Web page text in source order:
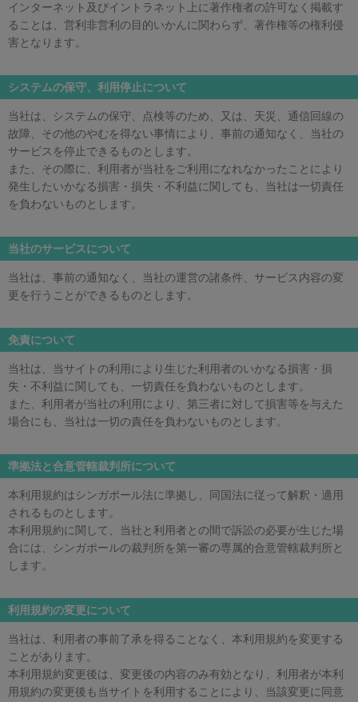
インターネット及びイントラネット上に著作権者の許可なく掲載す
ることは、営利非営利の目的いかんに関わらず、著作権等の権利侵
害となります。
システムの保守、利用停止について
当社は、システムの保守、点検等のため、又は、天災、通信回線の
故障、その他のやむを得ない事情により、事前の通知なく、当社の
サービスを停止できるものとします。
また、その際に、利用者が当社をご利用になれなかったことにより
発生したいかなる損害・損失・不利益に関しても、当社は一切責任
を負わないものとします。
当社のサービスについて
当社は、事前の通知なく、当社の運営の諸条件、サービス内容の変
更を行うことができるものとします。
免責について
当社は、当サイトの利用により生じた利用者のいかなる損害・損
失・不利益に関しても、一切責任を負わないものとします。
また、利用者が当社の利用により、第三者に対して損害等を与えた
場合にも、当社は一切の責任を負わないものとします。
準拠法と合意管轄裁判所について
本利用規約はシンガポール法に準拠し、同国法に従って解釈・適用
されるものとします。
本利用規約に関して、当社と利用者との間で訴訟の必要が生じた場
合には、シンガポールの裁判所を第一審の専属的合意管轄裁判所と
します。
利用規約の変更について
当社は、利用者の事前了承を得ることなく、本利用規約を変更する
ことがあります。
本利用規約変更後は、変更後の内容のみ有効となり、利用者が本利
用規約の変更後も当サイトを利用することにより、当該変更に同意